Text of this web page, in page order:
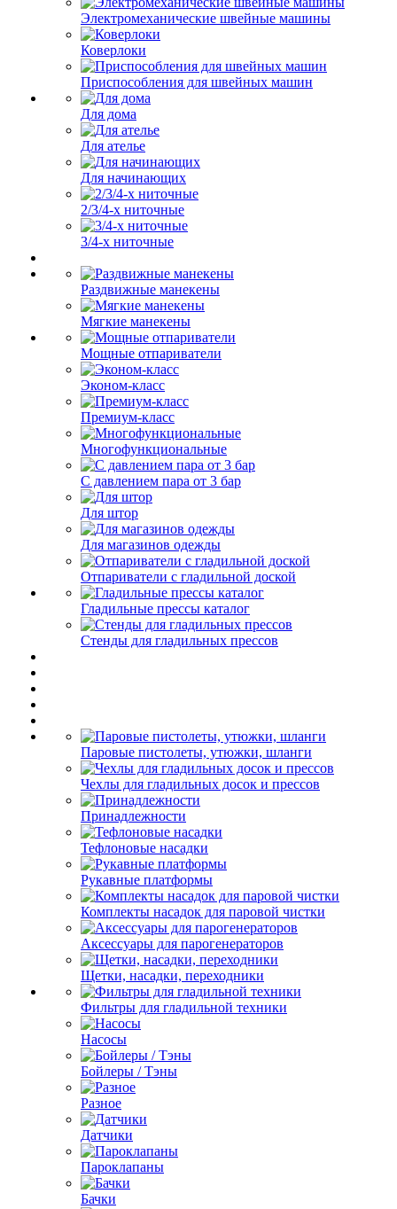
Электромеханические швейные машины
Коверлоки
Приспособления для швейных машин
Для дома
Для ателье
Для начинающих
2/3/4-х ниточные
3/4-х ниточные
Раздвижные манекены
Мягкие манекены
Мощные отпариватели
Эконом-класс
Премиум-класс
Многофункциональные
С давлением пара от 3 бар
Для штор
Для магазинов одежды
Отпариватели с гладильной доской
Гладильные прессы каталог
Стенды для гладильных прессов
Паровые пистолеты, утюжки, шланги
Чехлы для гладильных досок и прессов
Принадлежности
Тефлоновые насадки
Рукавные платформы
Комплекты насадок для паровой чистки
Аксессуары для парогенераторов
Щетки, насадки, переходники
Фильтры для гладильной техники
Насосы
Бойлеры / Тэны
Разное
Датчики
Пароклапаны
Бачки